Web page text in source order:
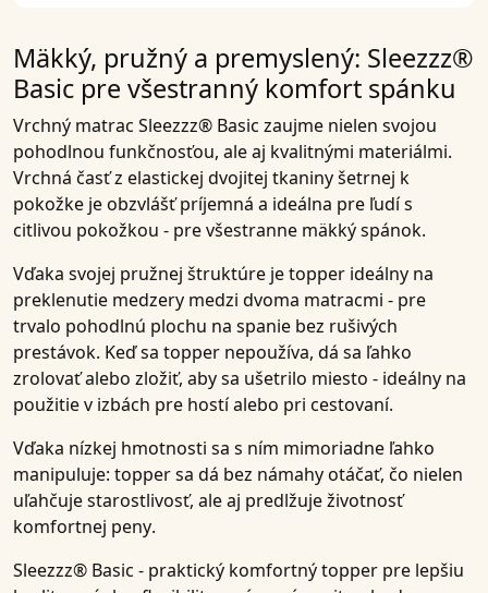
Mäkký, pružný a premyslený: Sleezzz®
Basic pre všestranný komfort spánku
Vrchný matrac Sleezzz® Basic zaujme nielen svojou
pohodlnou funkčnosťou, ale aj kvalitnými materiálmi.
Vrchná časť z elastickej dvojitej tkaniny šetrnej k
pokožke je obzvlášť príjemná a ideálna pre ľudí s
citlivou pokožkou - pre všestranne mäkký spánok.
Vďaka svojej pružnej štruktúre je topper ideálny na
preklenutie medzery medzi dvoma matracmi - pre
trvalo pohodlnú plochu na spanie bez rušivých
prestávok. Keď sa topper nepoužíva, dá sa ľahko
zrolovať alebo zložiť, aby sa ušetrilo miesto - ideálny na
použitie v izbách pre hostí alebo pri cestovaní.
Vďaka nízkej hmotnosti sa s ním mimoriadne ľahko
manipuluje: topper sa dá bez námahy otáčať, čo nielen
uľahčuje starostlivosť, ale aj predlžuježivotnosť
komfortnej peny.
Sleezzz® Basic - praktický komfortný topper pre lepšiu